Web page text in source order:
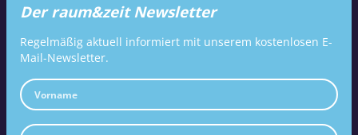
Der raum&zeit Newsletter
Regelmäßig aktuell informiert mit unserem kostenlosen E-
Mail-Newsletter.